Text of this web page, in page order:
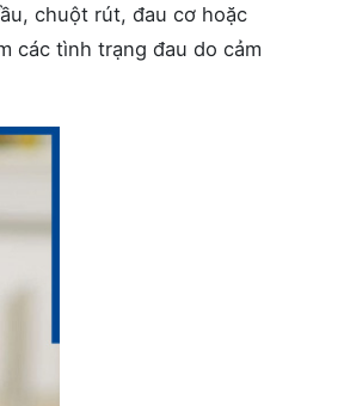
chuột rút, đau cơ hoặc
các tình trạng đau do cảm